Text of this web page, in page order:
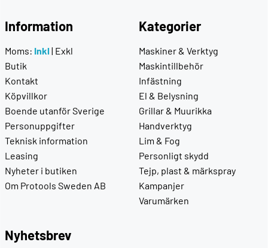
Information
Moms: Inkl | Exkl
Butik
Kontakt
Köpvillkor
Boende utanför Sverige
Personuppgifter
Teknisk information
Leasing
Nyheter i butiken
Om Protools Sweden AB
Kategorier
Maskiner & Verktyg
Maskintillbehör
Infästning
El & Belysning
Grillar & Muurikka
Handverktyg
Lim & Fog
Personligt skydd
Tejp, plast & märkspray
Kampanjer
Varumärken
Nyhetsbrev